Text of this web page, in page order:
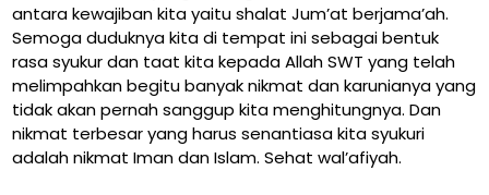
antara kewajiban kita yaitu shalat Jum’at berjama’ah.
Semoga duduknya kita di tempat ini sebagai bentuk
rasa syukur dan taat kita kepada Allah SWT yang telah
melimpahkan begitu banyak nikmat dan karunianya yang
tidak akan pernah sanggup kita menghitungnya. Dan
nikmat terbesar yang harus senantiasa kita syukuri
adalah nikmat Iman dan Islam. Sehat wal’afiyah.